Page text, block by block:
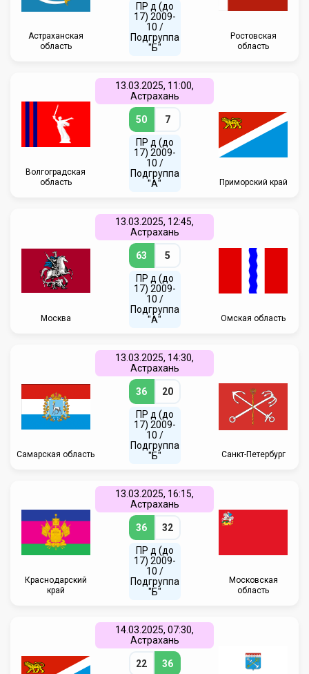
Астраханская
область
ПР д (до
17) 2009-
10 /
Подгруппа
"Б"
Ростовская
область
Волгоградская
область
13.03.2025, 11:00,
Астрахань
50 7
ПР д (до
17) 2009-
10 /
Подгруппа
"А"
Приморский край
Москва
13.03.2025, 12:45,
Астрахань
63 5
ПР д (до
17) 2009-
10 /
Подгруппа
"А"
Омская область
Самарская область
13.03.2025, 14:30,
Астрахань
36 20
ПР д (до
17) 2009-
10 /
Подгруппа
"Б"
Санкт-Петербург
Краснодарский
край
13.03.2025, 16:15,
Астрахань
36 32
ПР д (до
17) 2009-
10 /
Подгруппа
"Б"
Московская
область
14.03.2025, 07:30,
Астрахань
22 36